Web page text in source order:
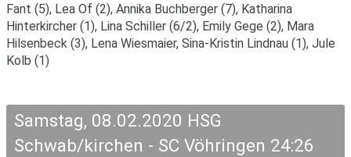
Fant (5), Lea Of (2), Annika Buchberger (7), Katharina
Hinterkircher (1), Lina Schiller (6/2), Emily Gege (2), Mara
Hilsenbeck (3), Lena Wiesmaier, Sina-Kristin Lindnau (1), Jule
Kolb (1)
Samstag, 08.02.2020 HSG
Schwab/kirchen - SC Vöhringen 24:26